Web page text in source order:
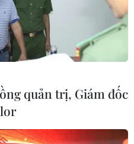
của nhân dân, ưu
mặt trận
quản trị, Giám đốc